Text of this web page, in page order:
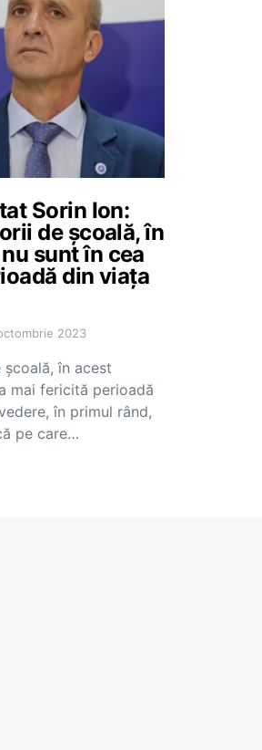
Sorin Ion:
de școală, în
sunt în cea
din viața
2023
în acest
mai fericită perioadă
în primul rând,
pe care…